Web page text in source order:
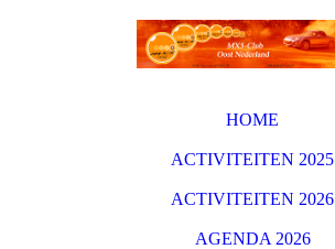
HOME
ACTIVITEITEN 2025
ACTIVITEITEN 2026
AGENDA 2026